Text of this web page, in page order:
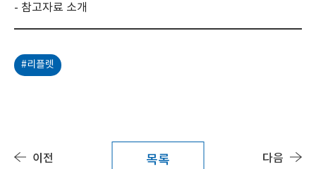
- 참고자료 소개
#리플렛
이전 목록 다음